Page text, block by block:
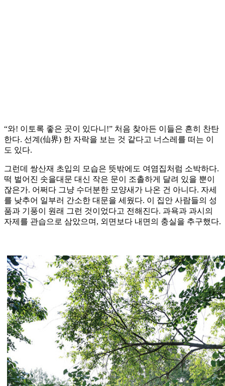
“와! 이토록 좋은 곳이 있다니!” 처음 찾아든 이들은 흔히 찬탄
한다. 선계(仙界) 한 자락을 보는 것 같다고 너스레를 떠는 이
도 있다.
그런데 쌍산재 초입의 모습은 뜻밖에도 여염집처럼 소박하다.
떡 벌어진 솟을대문 대신 작은 문이 조촐하게 달려 있을 뿐이
잖은가. 어쩌다 그냥 수더분한 모양새가 나온 건 아니다. 자세
를 낮추어 일부러 간소한 대문을 세웠다. 이 집안 사람들의 성
품과 기풍이 원래 그런 것이었다고 전해진다. 과욕과 과시의
자제를 관습으로 삼았으며, 외면보다 내면의 충실을 추구했다.